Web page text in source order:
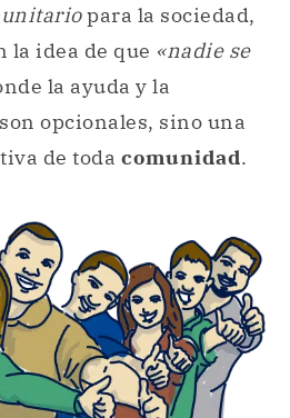
para la sociedad,
la idea de que «nadie se
la ayuda y la
opcionales, sino una
de toda comunidad.